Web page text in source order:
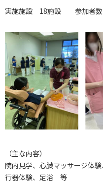
実施施設 18施設 参加者数
（主な内容）
院内見学、心臓マッサージ体
行器体験、足浴 等